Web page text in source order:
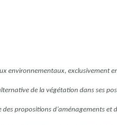
environnementaux, exclusivement
de la végétation dans ses
propositions d’aménagements et